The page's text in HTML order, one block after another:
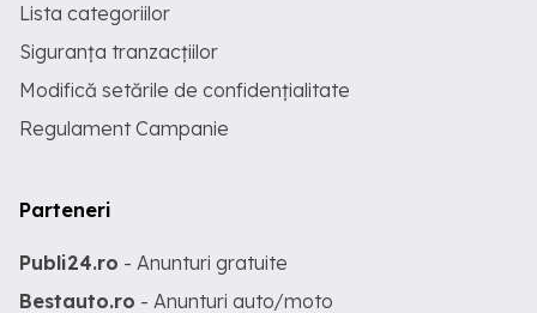
Lista categoriilor
Siguranța tranzacțiilor
Modifică setările de confidențialitate
Regulament Campanie
Parteneri
Publi24.ro - Anunturi gratuite
Bestauto.ro - Anunturi auto/moto